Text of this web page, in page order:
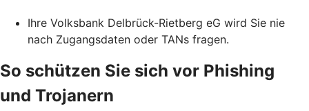
Ihre Volksbank Delbrück-Rietberg eG wird Sie nie
nach Zugangsdaten oder TANs fragen.
So schützen Sie sich vor Phishing
und Trojanern